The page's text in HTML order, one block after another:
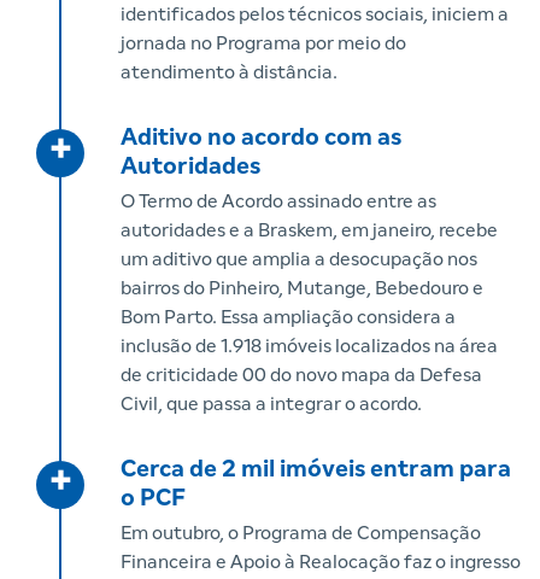
identificados pelos técnicos sociais, iniciem a
jornada no Programa por meio do
atendimento à distância.
+
Aditivo no acordo com as
Autoridades
O Termo de Acordo assinado entre as
autoridades e a Braskem, em janeiro, recebe
um aditivo que amplia a desocupação nos
bairros do Pinheiro, Mutange, Bebedouro e
Bom Parto. Essa ampliação considera a
inclusão de 1.918 imóveis localizados na área
de criticidade 00 do novo mapa da Defesa
Civil, que passa a integrar o acordo.
+
Cerca de 2 mil imóveis entram para
o PCF
Em outubro, o Programa de Compensação
Financeira e Apoio à Realocação faz o ingresso